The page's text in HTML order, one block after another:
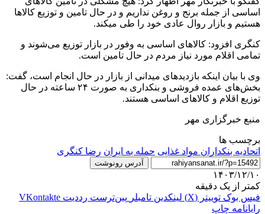
اساسی از جمله برنج و روغن نداریم و در حال تامین و توزیع کالاها
هستیم و بازار روال عادی خود را طی میکند.
کنگری افزود: کالاهای اساسی به وفور در بازار توزیع می‌شوند و
تمامی اقلام مورد نیاز مردم در حال تامین است.
وی با بیان اینکه بازدیدهای میدانی از بازار در حال انجام است، گفت:
بخش‌های عمده فروشی و بنکداری به صورت ۲۴ ساعته در حال
توزیع اقلام و کالاهای اساسی هستند.
منبع خبرگزاری مهر
برچسب ها
اتحادیه بنکداران مواد غذایی حمله به ایران رضا کنگری
آدرس رونوشت
۱۴۰۳/۱۲/۱۰
کمتر از یک دقیقه
فیس بوک توییتر (X) لینکدین ‫تامبلر ‫پین‌ترست ‫رددیت ‫VKontakte
رایانامه چاپ